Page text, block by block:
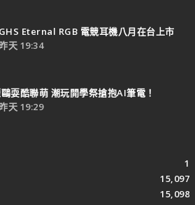
Eternal RGB 電競耳機八月在台上市
昨天 19:34
耍酷聯萌 潮玩開學祭搶抱AI筆電！
昨天 19:29
1
15,097
15,098